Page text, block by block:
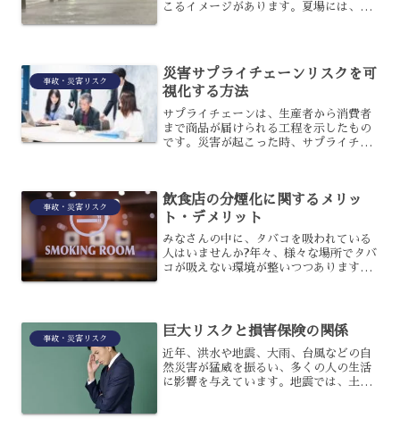
こるイメージがあります。夏場には、ど
然災害について、解説します...
事故・災害リスク
災害サプライチェーンリスクを可
視化する方法
サプライチェーンは、生産者から消費者
まで商品が届けられる工程を示したもの
です。災害が起こった時、サプライチェ
ておく必要があります。災...
事故・災害リスク
飲食店の分煙化に関するメリッ
ト・デメリット
みなさんの中に、タバコを吸われている
人はいませんか?年々、様々な場所でタバ
コが吸えない環境が整いつつありますか
よね。今回は、中でも飲...
事故・災害リスク 巨大リスクと損害保険の関係
近年、洪水や地震、大雨、台風などの自
然災害が猛威を振るい、多くの人の生活
に影響を与えています。地震では、土砂